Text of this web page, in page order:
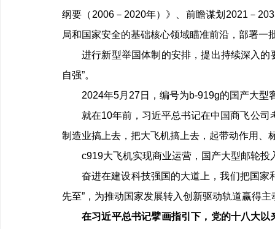
纲要（ 2006－ 2020年）》、前瞻谋划 2021 －
局和国家安全的基础核心领域瞄准前沿，部署一
进行新型举国体制的安排，提出持续深入的
自强”。
2024年5月 27日，编号为b-919g的国产大型
就在10年前，习近平总书记在中国商飞公司
制造业搞上去，把大飞机搞上去，起带动作用、
c919大飞机实现商业运营，国产大型邮轮
奋进在建设科技强国的大道上，我们把国家
先至”，为推动国家发展转入创新驱动轨道赢得
在习近平总书记擘画指引下，党的十八大